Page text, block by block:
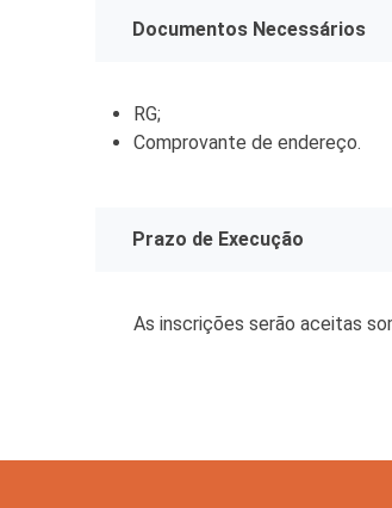
Documentos Necessários
RG;
Comprovante de endereço.
Prazo de Execução
As inscrições serão aceitas